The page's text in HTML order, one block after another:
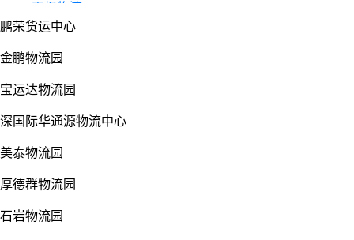
零担物流
整车货运
鹏荣货运中心
金鹏物流园
宝运达物流园
深国际华通源物流中心
美泰物流园
厚德群物流园
石岩物流园